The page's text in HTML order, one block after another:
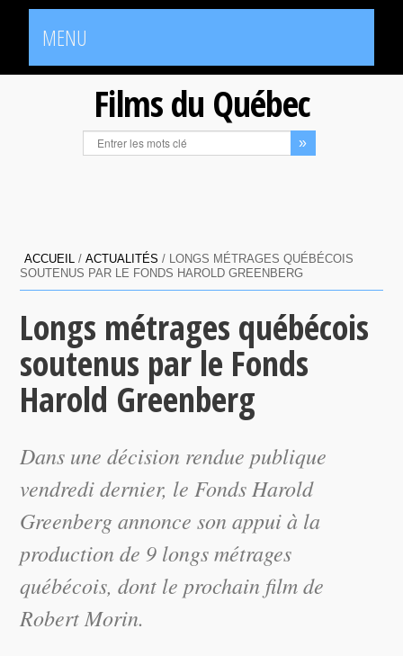
MENU
Films du Québec
ACCUEIL /ACTUALITÉS / LONGS MÉTRAGES QUÉBÉCOIS
SOUTENUS PAR LE FONDS HAROLD GREENBERG
Longs métrages québécois
soutenus par le Fonds
Harold Greenberg
Dans une décision rendue publique
vendredi dernier, le Fonds Harold
Greenberg annonce son appui à la
production de 9 longs métrages
québécois, dont le prochain film de
Robert Morin.